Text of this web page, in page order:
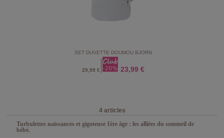
SET DUVETTE DOUMOU BJORN
29,99 € 23,99 €
4 articles
Turbulettes naissances et gigoteuse 1ère âge : les alliées du sommeil de
bébé.